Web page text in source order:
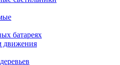
батареях
движения